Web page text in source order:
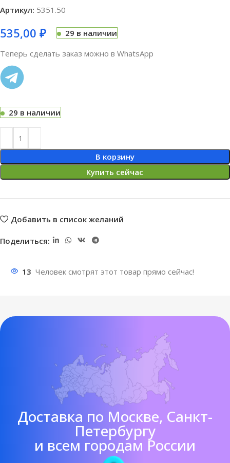
Артикул: 5351.50
535,00 ₽
29 в наличии
Теперь сделать заказ можно в WhatsApp
29 в наличии
В корзину
Купить сейчас
Добавить в список желаний
Поделиться:
13 Человек смотрят этот товар прямо сейчас!
Доставка по Москве, Санкт-
Петербургу
и всем городам России